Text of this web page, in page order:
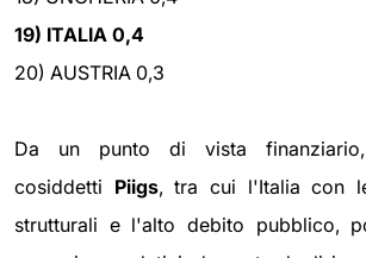
19) ITALIA 0,4
20) AUSTRIA 0,3
Da un punto di vista
cosiddetti Piigs, tra cui l'Italia con
strutturali e l'alto debito pubblico,